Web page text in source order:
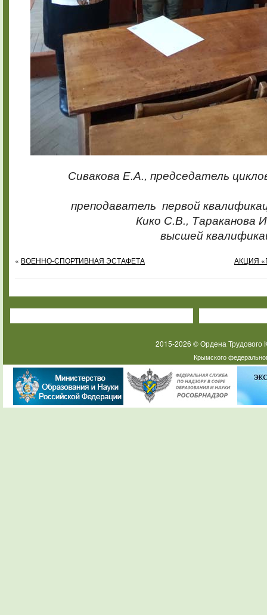
Сивакова Е.А., председатель
преподаватель первой
Кико С.В., Тараканова
высшей
« ВОЕННО-СПОРТИВНАЯ ЭСТАФЕТА АКЦИЯ
2015-2026 © Ордена
Крымского